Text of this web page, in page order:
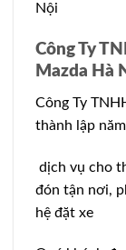
Nội
Công Ty
Mazda Hà
Công Ty
thành lập
dịch vụ cho
đón tận nơi,
hệ đặt xe